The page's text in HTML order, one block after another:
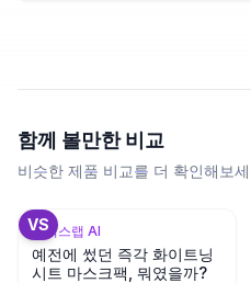
함께 볼만한 비교
비슷한 제품 비교를 더 확인해보세
VS
뷰틱스랩 AI
예전에 썼던 즉각 화이트닝
시트 마스크팩, 뭐였을까?